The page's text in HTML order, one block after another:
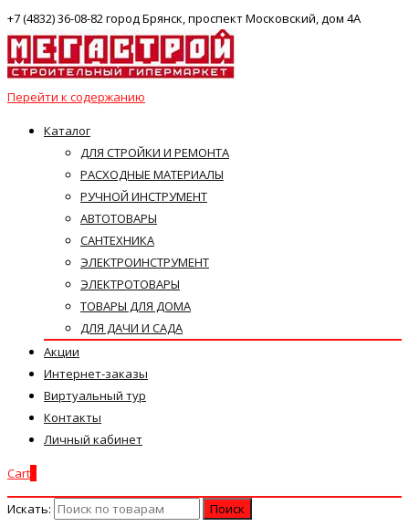
+7 (4832) 36-08-82 город Брянск, проспект Московский, дом 4А
Перейти к содержанию
Каталог
ДЛЯ СТРОЙКИ И РЕМОНТА
РАСХОДНЫЕ МАТЕРИАЛЫ
РУЧНОЙ ИНСТРУМЕНТ
АВТОТОВАРЫ
САНТЕХНИКА
ЭЛЕКТРОИНСТРУМЕНТ
ЭЛЕКТРОТОВАРЫ
ТОВАРЫ ДЛЯ ДОМА
ДЛЯ ДАЧИ И САДА
Акции
Интернет-заказы
Виртуальный тур
Контакты
Личный кабинет
Cart
Искать: